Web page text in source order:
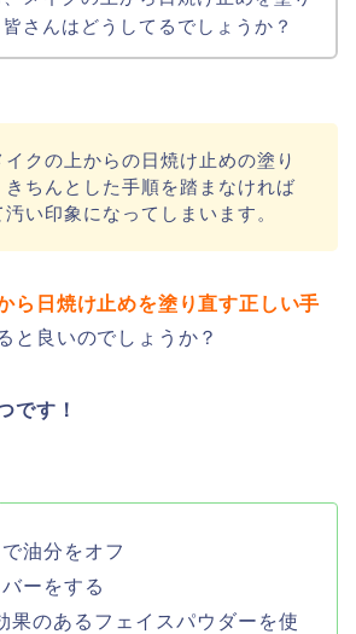
さんはどうしてるでしょうか？
イクの上からの日焼け止めの塗り
きちんとした手順を踏まなければ
い印象になってしまいます。
ら日焼け止めを塗り直す正しい手
と良いのでしょうか？
です！
油分をオフ
ーをする
果のあるフェイスパウダーを使